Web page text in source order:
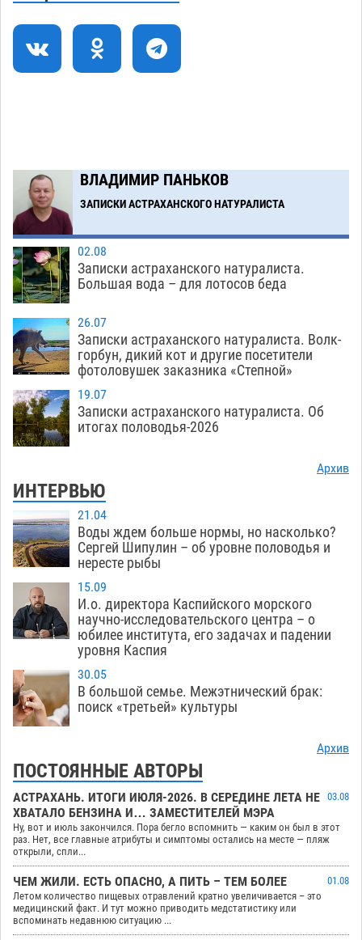
15:58
Астраханские пожарные поезда с начала года
десять раз выезжали на борьбу с огнем
Загрузить еще
ВЛАДИМИР ПАНЬКОВ
ЗАПИСКИ АСТРАХАНСКОГО НАТУРАЛИСТА
02.08
Записки астраханского натуралиста.
Большая вода – для лотосов беда
26.07
Записки астраханского натуралиста. Волк-
горбун, дикий кот и другие посетители
фотоловушек заказника «Степной»
19.07
Записки астраханского натуралиста. Об
итогах половодья-2026
Архив
ИНТЕРВЬЮ
21.04
Воды ждем больше нормы, но насколько?
Сергей Шипулин – об уровне половодья и
нересте рыбы
15.09
И.о. директора Каспийского морского
научно-исследовательского центра – о
юбилее института, его задачах и падении
уровня Каспия
30.05
В большой семье. Межэтнический брак:
поиск «третьей» культуры
Архив
ПОСТОЯННЫЕ АВТОРЫ
АСТРАХАНЬ. ИТОГИ ИЮЛЯ-2026. В СЕРЕДИНЕ ЛЕТА НЕ
ХВАТАЛО БЕНЗИНА И… ЗАМЕСТИТЕЛЕЙ МЭРА
03.08
Ну, вот и июль закончился. Пора бегло вспомнить — каким он был в этот
раз. Нет, все главные атрибуты и симптомы остались на месте — пляж
открыли, спли...
ЧЕМ ЖИЛИ. ЕСТЬ ОПАСНО, А ПИТЬ – ТЕМ БОЛЕЕ
01.08
Летом количество пищевых отравлений кратно увеличивается – это
медицинский факт. И тут можно приводить медстатистику или
вспоминать недавнюю ситуацию ...